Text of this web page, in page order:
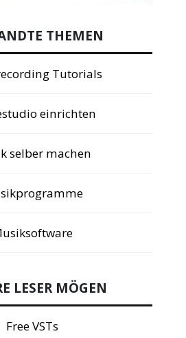
THEMEN
Tutorials
einrichten
selber machen
LESER MÖGEN
Free VSTs